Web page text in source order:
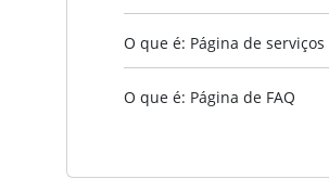
O que é: Página de serviços
O que é: Página de FAQ